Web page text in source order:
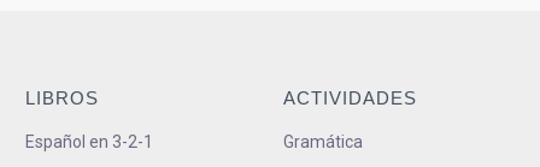
LIBROS
Español en 3-2-1
ACTIVIDADES
Gramática